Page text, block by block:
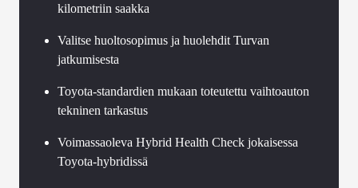
kilometriin saakka
Valitse huoltosopimus ja huolehdit Turvan
jatkumisesta
Toyota-standardien mukaan toteutettu vaihtoauton
tekninen tarkastus
Voimassaoleva Hybrid Health Check jokaisessa
Toyota-hybridissä